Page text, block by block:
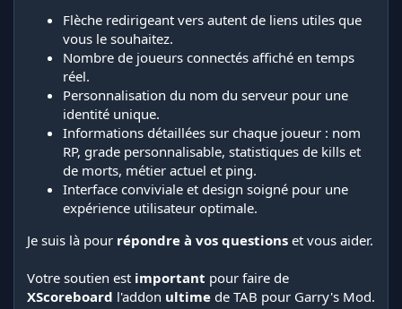
Flèche redirigeant vers autent de liens utiles que
vous le souhaitez.
Nombre de joueurs connectés affiché en temps
réel.
Personnalisation du nom du serveur pour une
identité unique.
Informations détaillées sur chaque joueur : nom
RP, grade personnalisable, statistiques de kills et
de morts, métier actuel et ping.
Interface conviviale et design soigné pour une
expérience utilisateur optimale.
Je suis là pour répondre à vos questions et vous aider.
Votre soutien est important pour faire de
XScoreboard l'addon ultime de TAB pour Garry's Mod.